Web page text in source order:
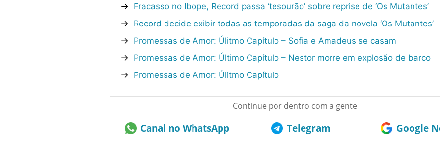
→ Fracasso no Ibope, Record passa ‘tesourão’ sobre reprise de ‘Os Mutantes’
→ Record decide exibir todas as temporadas da saga da novela ‘Os Mutantes’
→ Promessas de Amor: Úlitmo Capítulo – Sofia e Amadeus se casam
→ Promessas de Amor: Último Capítulo – Nestor morre em explosão de barco
→ Promessas de Amor: Úlitmo Capítulo
Continue por dentro com a gente:
Canal no WhatsApp Telegram Google